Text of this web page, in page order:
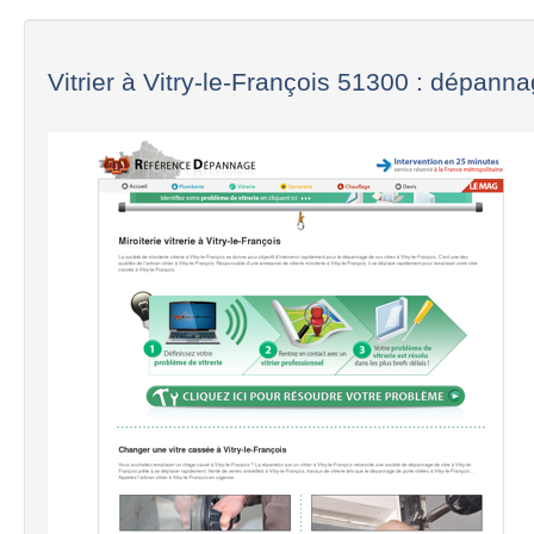
Vitrier à Vitry-le-François 51300 :